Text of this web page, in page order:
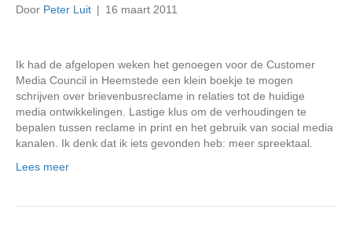
Door Peter Luit | 16 maart 2011
Ik had de afgelopen weken het genoegen voor de Customer
Media Council in Heemstede een klein boekje te mogen
schrijven over brievenbusreclame in relaties tot de huidige
media ontwikkelingen. Lastige klus om de verhoudingen te
bepalen tussen reclame in print en het gebruik van social media
kanalen. Ik denk dat ik iets gevonden heb: meer spreektaal.
Lees meer